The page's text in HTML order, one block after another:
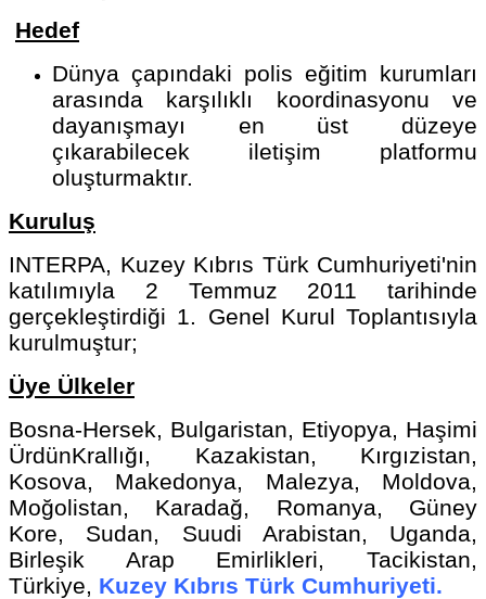
Hedef
Dünya çapındaki polis eğitim kurumları
arasında karşılıklı koordinasyonu ve
dayanışmayı en üst düzeye
çıkarabilecek iletişim platformu
oluşturmaktır.
Kuruluş
INTERPA, Kuzey Kıbrıs Türk Cumhuriyeti'nin
katılımıyla 2 Temmuz 2011 tarihinde
gerçekleştirdiği 1. Genel Kurul Toplantısıyla
kurulmuştur;
Üye Ülkeler
Bosna-Hersek, Bulgaristan, Etiyopya, Haşimi
ÜrdünKrallığı, Kazakistan, Kırgızistan,
Kosova, Makedonya, Malezya, Moldova,
Moğolistan, Karadağ, Romanya, Güney
Kore, Sudan, Suudi Arabistan, Uganda,
Birleşik Arap Emirlikleri, Tacikistan,
Türkiye, Kuzey Kıbrıs Türk Cumhuriyeti.